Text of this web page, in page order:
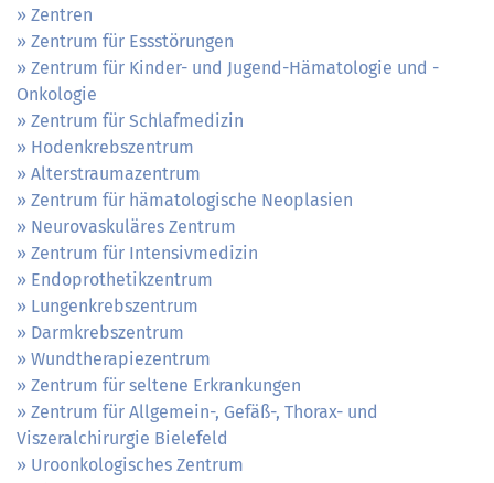
Zentren
Zentrum für Essstörungen
Zentrum für Kinder- und Jugend-Hämatologie und -
Onkologie
Zentrum für Schlafmedizin
Hodenkrebszentrum
Alterstraumazentrum
Zentrum für hämatologische Neoplasien
Neurovaskuläres Zentrum
Zentrum für Intensivmedizin
Endoprothetikzentrum
Lungenkrebszentrum
Darmkrebszentrum
Wundtherapiezentrum
Zentrum für seltene Erkrankungen
Zentrum für Allgemein-, Gefäß-, Thorax- und
Viszeralchirurgie Bielefeld
Uroonkologisches Zentrum